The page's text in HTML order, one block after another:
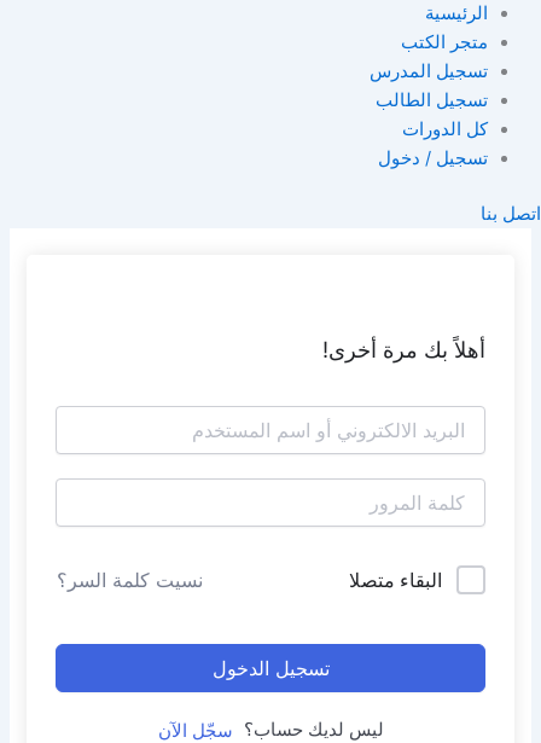
الرئيسية
متجر الكتب
تسجيل المدرس
تسجيل الطالب
كل الدورات
تسجيل / دخول
اتصل بنا
أهلاً بك مرة أخرى!
البقاء متصلا نسيت كلمة السر؟
تسجيل الدخول
ليس لديك حساب؟ سجّل الآن